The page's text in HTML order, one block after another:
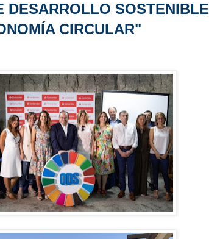
DESARROLLO SOSTENIBLE
CIRCULAR"